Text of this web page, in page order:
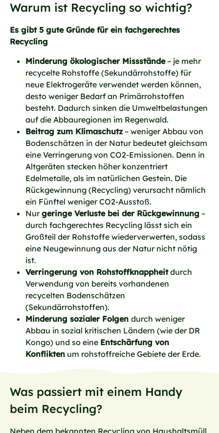
Warum ist Recycling so wichtig?
Es gibt 5 gute Gründe für ein fachgerechtes
Recycling
Minderung ökologischer Missstände– je mehr
recycelte Rohstoffe (Sekundärrohstoffe) für
neue Elektrogeräte verwendet werden können,
desto weniger Bedarf an Primärrohstoffen
besteht. Dadurch sinken die Umweltbelastungen
auf die Abbauregionen im Regenwald.
Beitrag zum Klimaschutz – weniger Abbau von
Bodenschätzen in der Natur bedeutet gleichsam
eine Verringerung von CO2-Emissionen. Denn in
Altgeräten stecken höher konzentriert
Edelmetalle, als im natürlichen Gestein. Die
Rückgewinnung (Recycling) verursacht nämlich
ein Fünftel weniger CO2-Ausstoß.
Nurgeringe Verluste bei der Rückgewinnung –
durch fachgerechtes Recycling lässt sich ein
Großteil der Rohstoffe wiederverwerten, sodass
eine Neugewinnung aus der Natur nicht nötig
ist.
Verringerung von Rohstoffknappheitdurch
Verwendung von bereits vorhandenen
recycelten Bodenschätzen
(Sekundärrohstoffen).
Minderung sozialer Folgen durch weniger
Abbau in sozial kritischen Ländern (wie der DR
Kongo) und so eine Entschärfung von
Konflikten um rohstoffreiche Gebiete der Erde.
Was passiert mit einem Handy
beim Recycling?
Neben dem bekannten Recycling von Haushaltsmüll